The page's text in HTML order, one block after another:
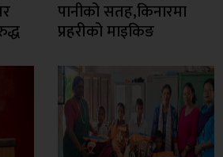
पानीको सतह,किनारमा
प्रहरीको माइकिङ